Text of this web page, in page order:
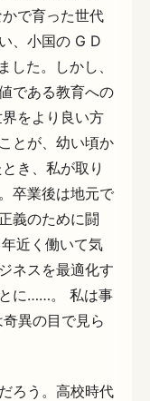
で育った世代
、小国の G D
した。しかし、
である教育への
をより良い方
とが、幼い頃か
き、私が取り
卒業後は地元で
義のために闘
近く働いて気
ネスを最適化す
に……。 私は事
異の目で見ら
ろう。高校時代